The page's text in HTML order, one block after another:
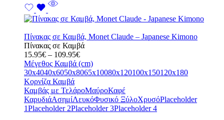
Πίνακας σε Καμβά, Monet Claude – Japanese Kimono
Πίνακας σε Καμβά
15.95€ – 109.95€Price
range:
15.95€
109.95€
Μέγεθος Καμβά (cm)
30x4040x6050x8065x10080x120100x150120x180
Κορνίζα Καμβά
Καμβάς με ΤελάροΜαύροΚαφέ
ΚαρυδιάΑσημίΛευκόΦυσικό ΞύλοΧρυσόPlaceholder
1Placeholder 2Placeholder 3Placeholder 4